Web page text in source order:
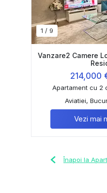
1 / 9
Vanzare2 Camere
214,000
Apartament cu 2
Aviatiei,
Vezi mai
Înapoi la